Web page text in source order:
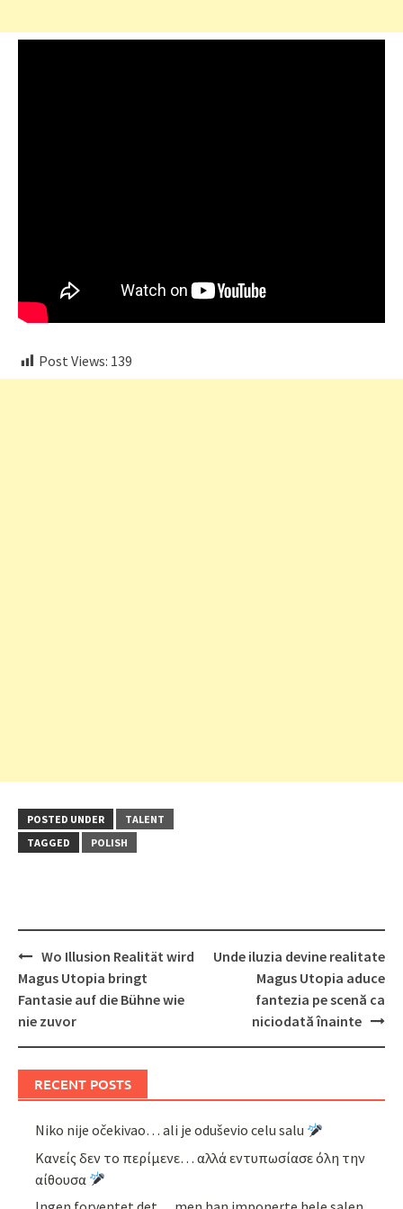
Post Views: 139
POSTED UNDER
TALENT
TAGGED
POLISH
Post
navigation
Wo Illusion Realität wird
Magus Utopia bringt
Fantasie auf die Bühne wie
nie zuvor
Unde iluzia devine realitate
Magus Utopia aduce
fantezia pe scenă ca
niciodată înainte
RECENT POSTS
Niko nije očekivao… ali je oduševio celu salu
Κανείς δεν το περίμενε… αλλά εντυπωσίασε όλη την
αίθουσα